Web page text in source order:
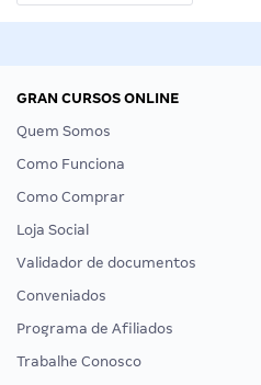
GRAN CURSOS ONLINE
Quem Somos
Como Funciona
Como Comprar
Loja Social
Validador de documentos
Conveniados
Programa de Afiliados
Trabalhe Conosco